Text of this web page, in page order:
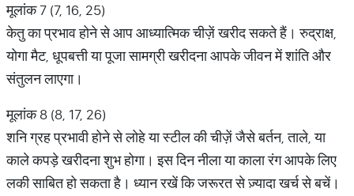
मूलांक 7 (7, 16, 25)
केतु का प्रभाव होने से आप आध्यात्मिक चीज़ें खरीद सकते हैं। रुद्राक्ष,
योगा मैट, धूपबत्ती या पूजा सामग्री खरीदना आपके जीवन में शांति और
संतुलन लाएगा।
मूलांक 8 (8, 17, 26)
शनि ग्रह प्रभावी होने से लोहे या स्टील की चीज़ें जैसे बर्तन, ताले, या
काले कपड़े खरीदना शुभ होगा। इस दिन नीला या काला रंग आपके लिए
लकी साबित हो सकता है। ध्यान रखें कि जरूरत से ज़्यादा खर्च से बचें।